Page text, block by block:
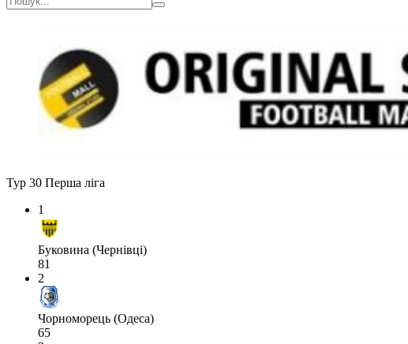
Тур 30 Перша ліга
1
Буковина (Чернівці)
81
2
Чорноморець (Одеса)
65